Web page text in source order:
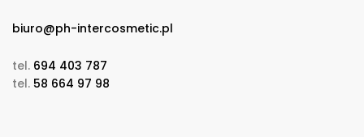
biuro@ph-intercosmetic.pl
tel. 694 403 787
tel. 58 664 97 98